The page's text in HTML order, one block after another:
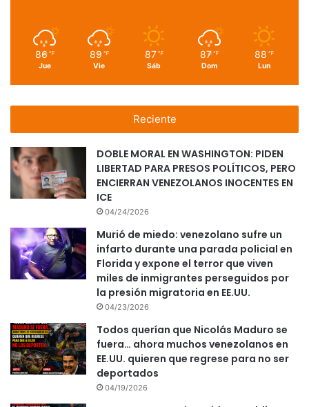
86 ℉
Jue
89 ℉
Vie
87 ℉
Sáb
87 ℉
Dom
88 ℉
Lun
Reciente
DOBLE MORAL EN WASHINGTON: PIDEN
LIBERTAD PARA PRESOS POLÍTICOS, PERO
ENCIERRAN VENEZOLANOS INOCENTES EN
ICE
04/24/2026
Murió de miedo: venezolano sufre un
infarto durante una parada policial en
Florida y expone el terror que viven
miles de inmigrantes perseguidos por
la presión migratoria en EE.UU.
04/23/2026
Todos querían que Nicolás Maduro se
fuera… ahora muchos venezolanos en
EE.UU. quieren que regrese para no ser
deportados
04/19/2026